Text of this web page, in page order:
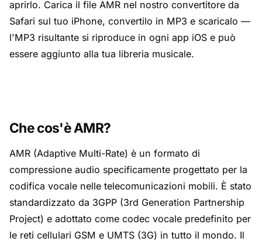
aprirlo. Carica il file AMR nel nostro convertitore da
Safari sul tuo iPhone, convertilo in MP3 e scaricalo —
l'MP3 risultante si riproduce in ogni app iOS e può
essere aggiunto alla tua libreria musicale.
Che cos'è AMR?
AMR (Adaptive Multi-Rate) è un formato di
compressione audio specificamente progettato per la
codifica vocale nelle telecomunicazioni mobili. È stato
standardizzato da 3GPP (3rd Generation Partnership
Project) e adottato come codec vocale predefinito per
le reti cellulari GSM e UMTS (3G) in tutto il mondo. Il